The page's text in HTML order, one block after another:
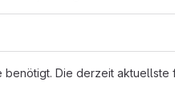
Die derzeit aktuellste